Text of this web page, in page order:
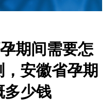
期间需要怎
安徽省孕期
多少钱